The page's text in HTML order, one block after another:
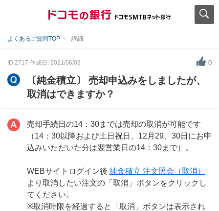
よくあるご質問TOP 詳細
ID:2717 作成日: 2021/06/03 0
〔純金積立〕 売却申込みをしましたが、
取消はできますか？
売却手続日の14：30までは売却の取消が可能です
（14：30以降および土日祝日、12月29、30日にお申
込みいただいた分は翌営業日の14：30まで）。
WEBサイトログイン後 純金積立 注文照会（取消）
より取消したい注文の「取消」ボタンをクリックし
てください。
※取消時限を経過すると「取消」ボタンは表示され